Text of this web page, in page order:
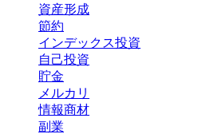
資産形成
節約
インデックス投資
自己投資
貯金
メルカリ
情報商材
副業